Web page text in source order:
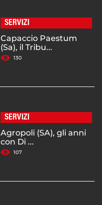
SERVIZI
Capaccio Paestum
(Sa), il Tribu...
130
SERVIZI
Agropoli (SA), gli anni
con Di ...
107